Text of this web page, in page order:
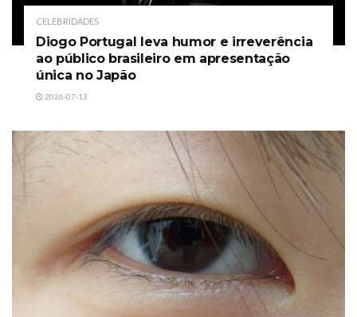
CELEBRIDADES
Diogo Portugal leva humor e irreverência
ao público brasileiro em apresentação
única no Japão
2026-07-13